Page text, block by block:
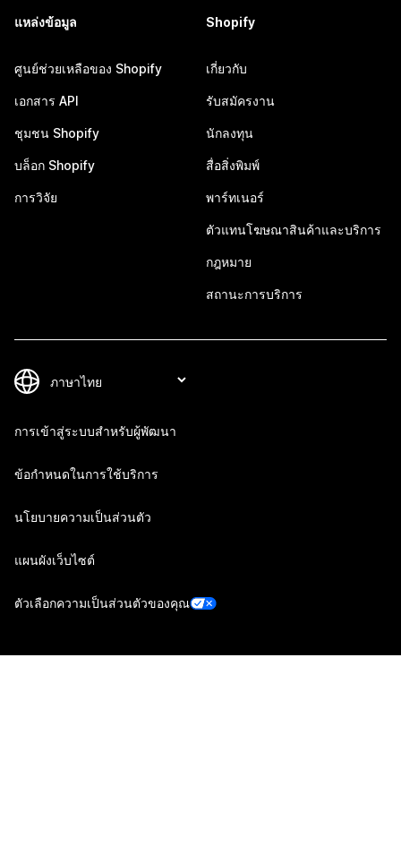
แหล่งข้อมูล
ศูนย์ช่วยเหลือของ Shopify
เอกสาร API
ชุมชน Shopify
บล็อก Shopify
การวิจัย
Shopify
เกี่ยวกับ
รับสมัครงาน
นักลงทุน
สื่อสิ่งพิมพ์
พาร์ทเนอร์
ตัวแทนโฆษณาสินค้าและบริการ
กฎหมาย
สถานะการบริการ
การเข้าสู่ระบบสำหรับผู้พัฒนา
ข้อกำหนดในการใช้บริการ
นโยบายความเป็นส่วนตัว
แผนผังเว็บไซต์
ตัวเลือกความเป็นส่วนตัวของคุณ